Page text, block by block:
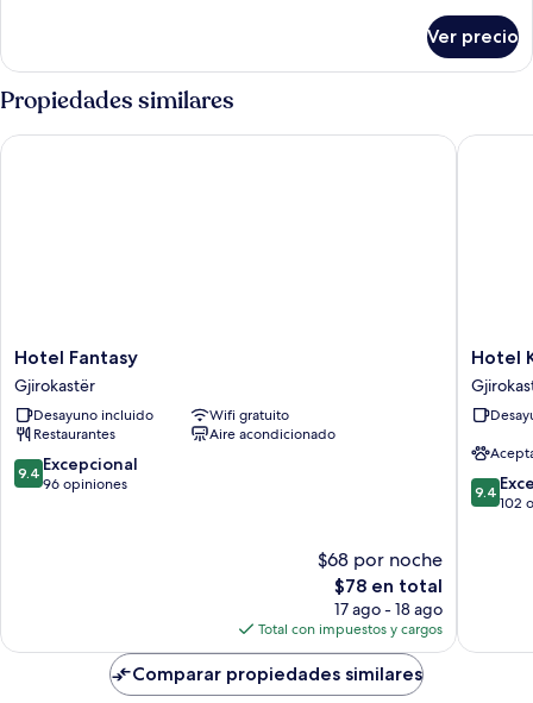
superior,
hidromasaje
Ver precio
Propiedades similares
Hotel
Fantasy
Gjirokastër
Hotel Fantasy
Gjirokastër
Desayuno incluido
Wifi gratuito
Restaurantes
Aire acondicionado
9.4
de
9.4 Excepcional
96 opiniones
$68 por noche
El
precio
actual
es
de
$78
$78 en total
17 ago - 18 ago
Total con impuestos y cargos
Hotel Fantasy
Hotel
Kalemi
2
Hotel
9.4
de
9.4
102
Hotel
Comparar propiedades similares